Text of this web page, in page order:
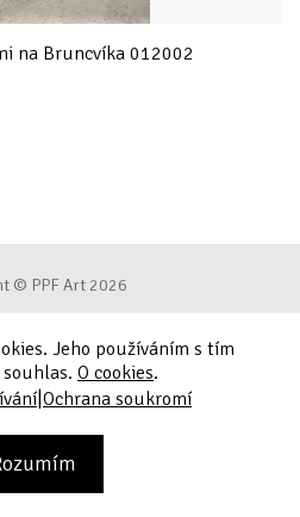
na Bruncvíka 012002
© PPF Art 2026
používání
soukromí
Jeho používáním s tím
O cookies.
|Ochrana soukromí